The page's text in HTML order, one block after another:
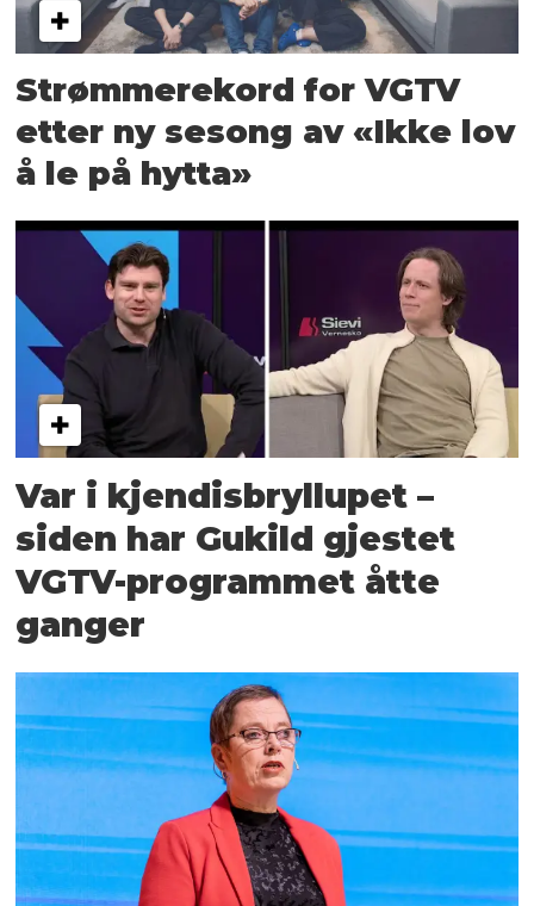
Strømmerekord for VGTV
etter ny sesong av «Ikke lov
å le på hytta»
Var i kjendisbryllupet –
siden har Gukild gjestet
VGTV-programmet åtte
ganger